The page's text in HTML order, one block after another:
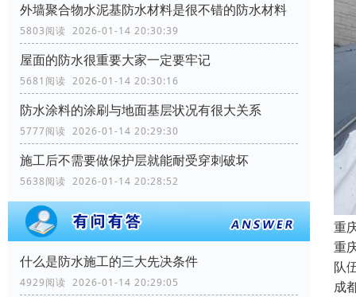
外墙聚合物水泥基防水材料是很不错的防水材料
5803阅读 2026-01-14 20:30:39
屋面的防水很重要大家一定要牢记
5681阅读 2026-01-14 20:30:16
防水涂料的涂刷与地面基层状况有很大关系
5777阅读 2026-01-14 20:29:30
施工后不需要做保护层就能耐受穿刺破坏
5638阅读 2026-01-14 20:28:52
什么是防水施工的三大先决条件
4929阅读 2026-01-14 20:29:05
重
重
队
成